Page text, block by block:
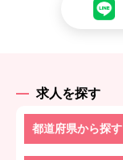
求人を探す
都道府県から探す